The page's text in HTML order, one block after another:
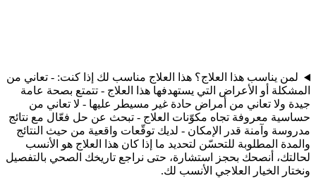
لمن يناسب هذا العلاج؟ هذا العلاج مناسب لك إذا كنت: - تعاني من
المشكلة أو الأعراض التي يستهدفها هذا العلاج - تتمتع بصحة عامة
جيدة ولا تعاني من أمراض حادة غير مسيطر عليها - لا تعاني من
حساسية معروفة تجاه مكوّنات العلاج - تبحث عن حل فعّال مع نتائج
مدروسة وآمنة قدر الإمكان - لديك توقّعات واقعية من حيث النتائج
والمدة المطلوبة للتحسّن لتحديد ما إذا كان هذا العلاج هو الأنسب
لحالتك، أنصحك بحجز استشارة، حتى نراجع تاريخك الصحي بالتفصيل
ونختار الخيار العلاجي الأنسب لك.